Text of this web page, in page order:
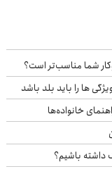
شما مناسب‌تر است؟
ها را باید بلد باشد
باشیم؟